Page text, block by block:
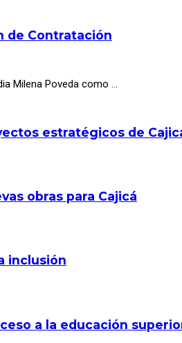
de Contratación
Milena Poveda como …
estratégicos de
obras para Cajicá
inclusión
a la educación